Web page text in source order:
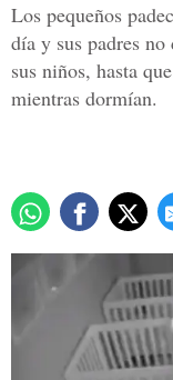
Los pequeños
día y sus padres no
sus niños, hasta
mientras dormían.